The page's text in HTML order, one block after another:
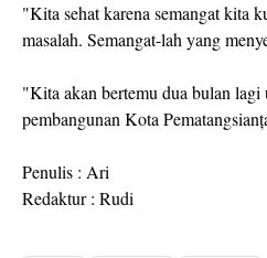
"Kita sehat karena semangat kita
masalah. Semangat-lah yang
"Kita akan bertemu dua bulan
pembangunan Kota
Penulis : Ari
Redaktur : Rudi